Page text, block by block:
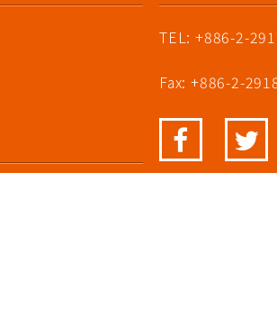
TEL: +886-2-
Fax: +886-2-